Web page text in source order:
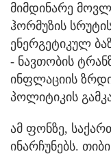
მიმდინარე
ჰორმუზის
ენერგეტიკულ
- ნავთობის
ინფლაციის
პოლიტიკის
ამ ფონზე,
ინარჩუნებს.